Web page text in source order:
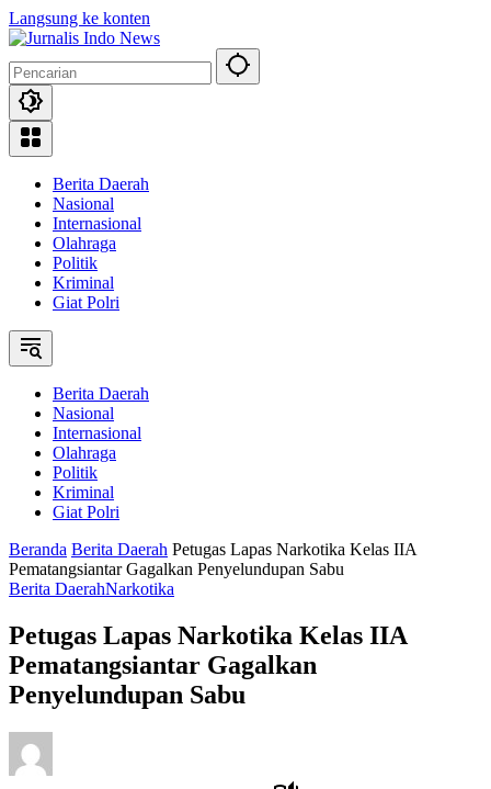
Langsung ke konten
Berita Daerah
Nasional
Internasional
Olahraga
Politik
Kriminal
Giat Polri
Berita Daerah
Nasional
Internasional
Olahraga
Politik
Kriminal
Giat Polri
Beranda Berita Daerah Petugas Lapas Narkotika Kelas IIA
Pematangsiantar Gagalkan Penyelundupan Sabu
Berita DaerahNarkotika
Petugas Lapas Narkotika Kelas IIA
Pematangsiantar Gagalkan
Penyelundupan Sabu